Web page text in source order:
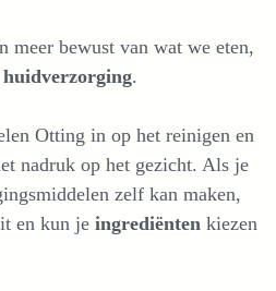
meer bewust van wat we eten,
huidverzorging.
Otting in op het reinigen en
nadruk op het gezicht. Als je
zelf kan maken,
en kun je ingrediënten kiezen